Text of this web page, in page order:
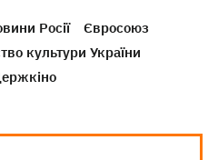
Росії
Євросоюз
культури України